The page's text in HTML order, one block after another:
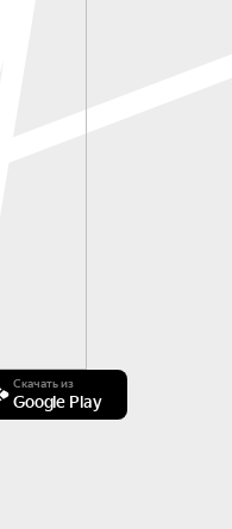
Скачать из
Google Play